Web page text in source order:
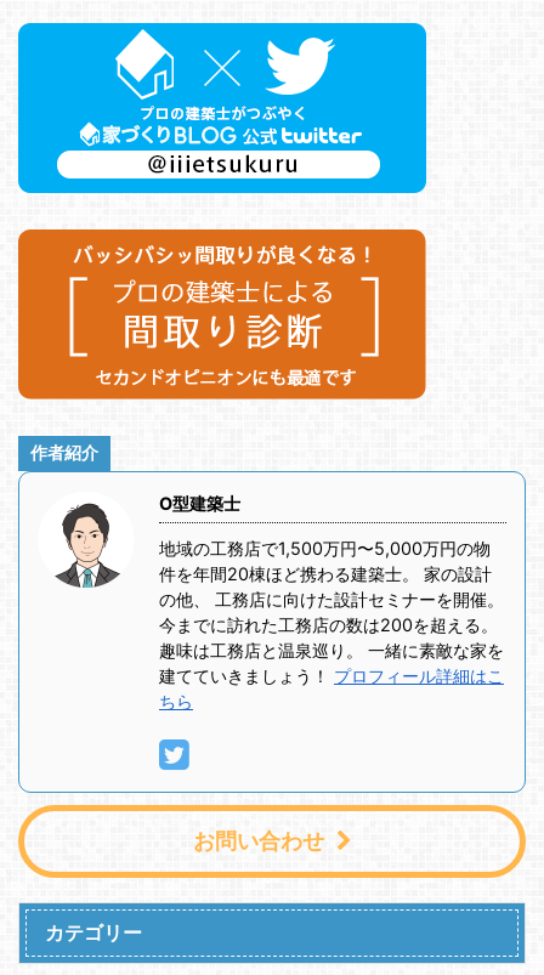
作者紹介
O型建築士
地域の工務店で1,500万円〜5,000万円の物
件を年間20棟ほど携わる建築士。 家の設計
の他、 工務店に向けた設計セミナーを開催。
今までに訪れた工務店の数は200を超える。
趣味は工務店と温泉巡り。 一緒に素敵な家を
建てていきましょう！ プロフィール詳細はこ
ちら
お問い合わせ
カテゴリー